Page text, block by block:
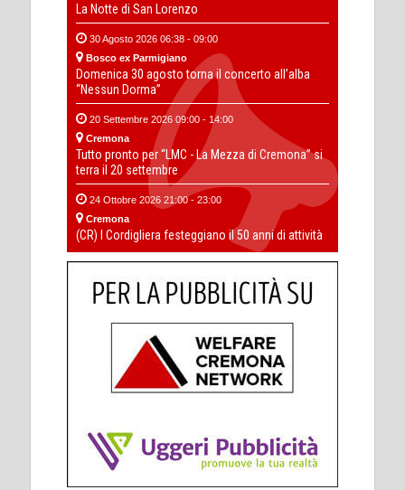
La Notte di San Lorenzo
30 Agosto 2026 06:38 - 09:00
Bosco ex Parmigiano
Domenica 30 agosto torna il concerto all’alba
“Nessun Dorma”
20 Settembre 2026 09:00 - 14:00
Cremona
Tutto pronto per “LMC - La Mezza di Cremona” si
terra il 20 settembre
24 Ottobre 2026 21:00 - 23:00
Cremona
(CR) I Cordigliera festeggiano il 50 anni di attività